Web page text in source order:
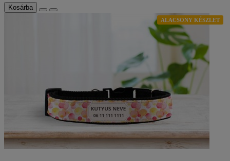
Kosárba
ALACSONY KÉSZLET